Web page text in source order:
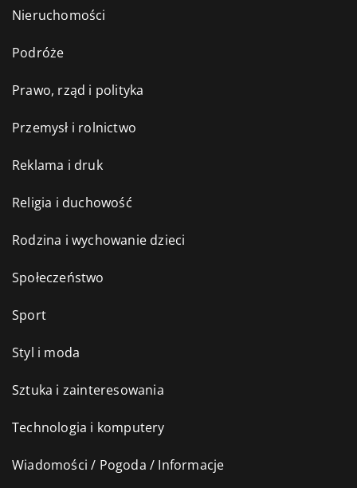
Nieruchomości
Podróże
Prawo, rząd i polityka
Przemysł i rolnictwo
Reklama i druk
Religia i duchowość
Rodzina i wychowanie dzieci
Społeczeństwo
Sport
Styl i moda
Sztuka i zainteresowania
Technologia i komputery
Wiadomości / Pogoda / Informacje